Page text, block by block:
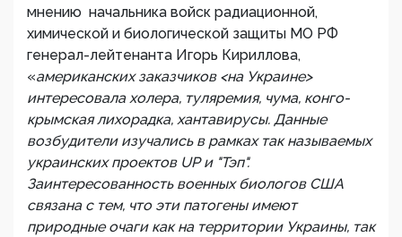
мнению начальника войск радиационной,
химической и биологической защиты МО РФ
генерал-лейтенанта Игорь Кириллова,
«американских заказчиков <на Украине>
интересовала холера, туляремия, чума, конго-
крымская лихорадка, хантавирусы. Данные
возбудители изучались в рамках так называемых
украинских проектов UP и "Тэп".
Заинтересованность военных биологов США
связана с тем, что эти патогены имеют
природные очаги как на территории Украины, так